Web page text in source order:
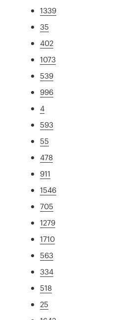
1339
35
402
1073
539
996
4
593
55
478
911
1546
705
1279
1710
563
334
518
25